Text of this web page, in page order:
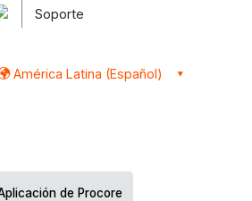
Soporte
América Latina (Español)
de Procore